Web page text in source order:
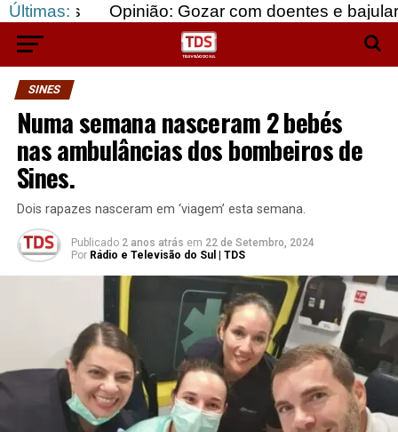
Últimas:
Opinião: Gozar com doentes e bajular os fortes…
SINES
Numa semana nasceram 2 bebés
nas ambulâncias dos bombeiros de
Sines.
Dois rapazes nasceram em ‘viagem’ esta semana.
Publicado 2 anos atrás em 22 de Setembro, 2024
Por Rádio e Televisão do Sul | TDS